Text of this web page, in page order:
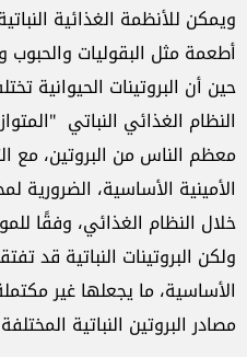
ويمكن للأنظمة الغذائية
أطعمة مثل البقوليات والحبوب
حين أن البروتينات الحيوانية
النظام الغذائي النباتي
معظم الناس من البروتين، مع
الأمينية الأساسية،
خلال النظام الغذائي، وفقًا
ولكن البروتينات النباتية قد
الأساسية، ما يجعلها غير
مصادر البروتين النباتية